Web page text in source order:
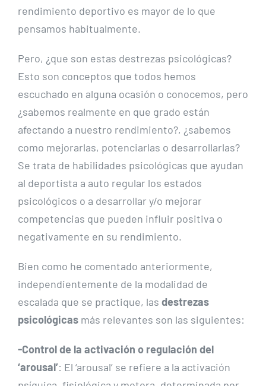
rendimiento deportivo es mayor de lo que
pensamos habitualmente.
Pero, ¿que son estas destrezas psicológicas?
Esto son conceptos que todos hemos
escuchado en alguna ocasión o conocemos, pero
¿sabemos realmente en que grado están
afectando a nuestro rendimiento?, ¿sabemos
como mejorarlas, potenciarlas o desarrollarlas?
Se trata de habilidades psicológicas que ayudan
al deportista a auto regular los estados
psicológicos o a desarrollar y/o mejorar
competencias que pueden influir positiva o
negativamente en su rendimiento.
Bien como he comentado anteriormente,
independientemente de la modalidad de
escalada que se practique, las destrezas
psicológicas más relevantes son las siguientes:
-Control de la activación o regulación del
‘arousal’: El ‘arousal’ se refiere a la activación